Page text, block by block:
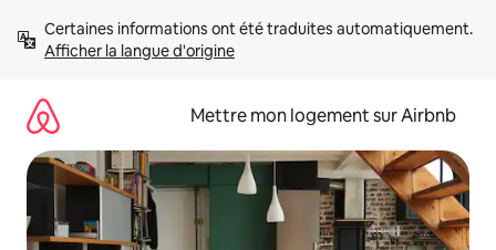
directement
Afficher la langue d'origine
Mettre mon logement sur Airbnb